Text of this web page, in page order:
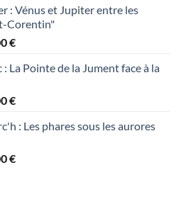
prix :
38,00 €
à
: Vénus et Jupiter entre les
Corentin"
€Plage
prix :
à
La Pointe de la Jument face à la
€Plage
prix :
à
: Les phares sous les aurores
€Plage